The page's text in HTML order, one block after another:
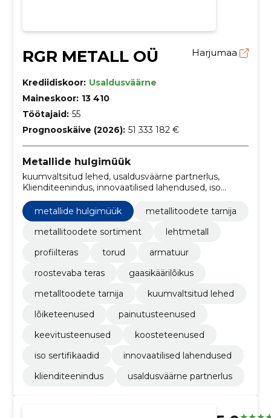
RGR METALL OÜ Harjumaa
Krediidiskoor: Usaldusväärne
Maineskoor: 13 410
Töötajaid: 55
Prognooskäive (2026): 51 333 182 €
Metallide hulgimüük
kuumvaltsitud lehed, usaldusväärne partnerlus,
Klienditeenindus, innovaatilised lahendused, iso
sertifikaadid, koosteteenused, keevitusteenused,
painutusteenused, lõiketeenused, metallitoodete
tarnija
metallide hulgimüük
metallitoodete tarnija
metallitoodete sortiment
lehtmetall
profiilteras
torud
armatuur
roostevaba teras
gaasikäärilõikus
metalltoodete tarnija
kuumvaltsitud lehed
lõiketeenused
painutusteenused
keevitusteenused
koosteteenused
iso sertifikaadid
innovaatilised lahendused
klienditeenindus
usaldusväärne partnerlus